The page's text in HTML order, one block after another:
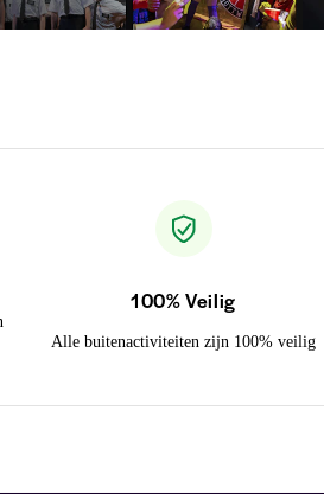
100% Veilig
Alle buitenactiviteiten zijn 100% veilig